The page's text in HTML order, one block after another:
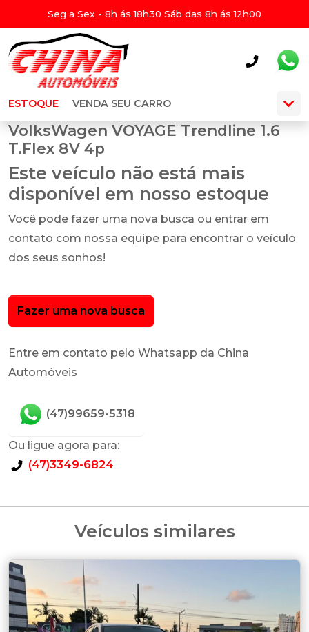
Seg a Sex - 8h ás 18h30 Sáb das 8h ás 12h00
ESTOQUE VENDA SEU CARRO
VolksWagen VOYAGE Trendline 1.6
T.Flex 8V 4p
Este veículo não está mais
disponível em nosso estoque
Você pode fazer uma nova busca ou entrar em
contato com nossa equipe para encontrar o veículo
dos seus sonhos!
Fazer uma nova busca
Entre em contato pelo Whatsapp da China
Automóveis
(47)99659-5318
Ou ligue agora para:
(47)3349-6824
Veículos similares